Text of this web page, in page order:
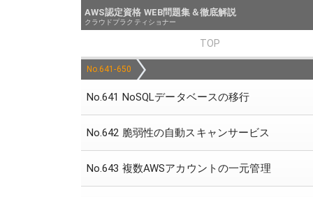
AWS認定資格 WEB問題集＆徹底解説
クラウドプラクティショナー
TOP
No.641-650
No.641 NoSQLデータベースの移行
No.642 脆弱性の自動スキャンサービス
No.643 複数AWSアカウントの一元管理